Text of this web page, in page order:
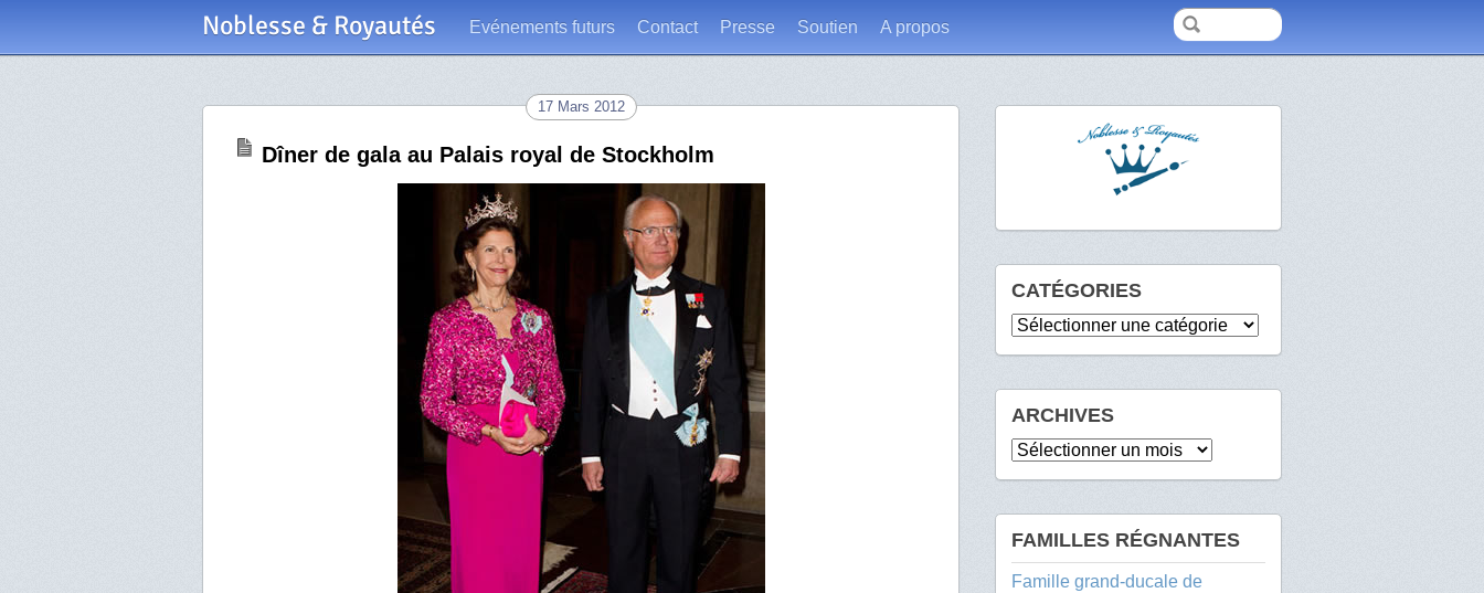
Noblesse & Royautés Evénements futurs Contact Presse Soutien A propos
17 Mars 2012
Dîner de gala au Palais royal de Stockholm
CATÉGORIES
Catégories
ARCHIVES
Archives
FAMILLES RÉGNANTES
Famille grand-ducale de